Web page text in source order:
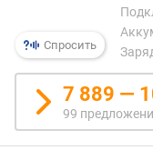
д
о
р
о
г
и
Спросить
7 889 —
99